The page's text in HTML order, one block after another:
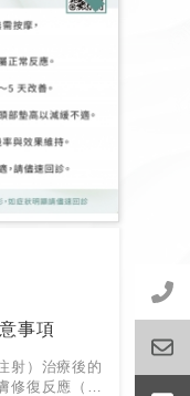
事項
射）治療後的
修復反應（顯